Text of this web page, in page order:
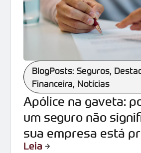
BlogPosts: Seguros,
Financeira, Notícias
Apólice na gaveta:
um seguro não
sua empresa está
Leia